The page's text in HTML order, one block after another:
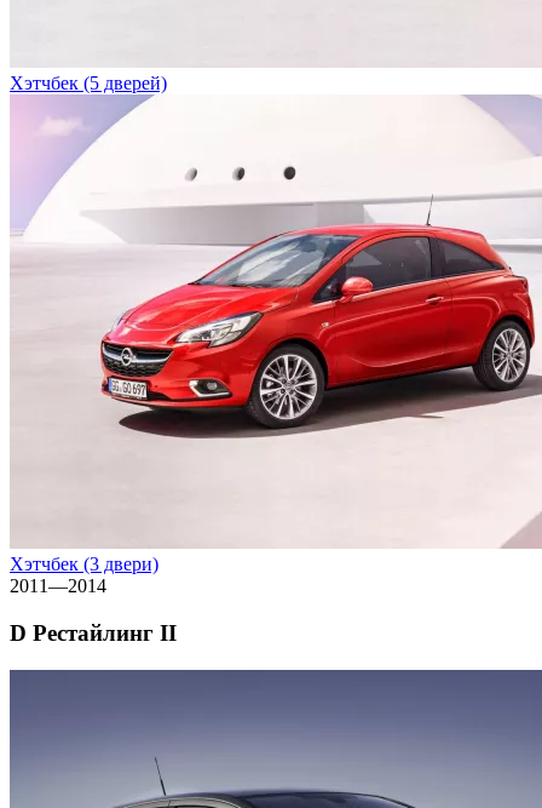
Хэтчбек (5 дверей)
Хэтчбек (3 двери)
2011—2014
D Рестайлинг II